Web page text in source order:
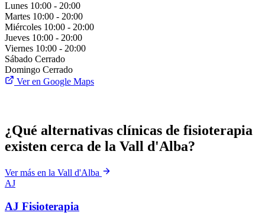
Lunes 10:00 - 20:00
Martes 10:00 - 20:00
Miércoles 10:00 - 20:00
Jueves 10:00 - 20:00
Viernes 10:00 - 20:00
Sábado Cerrado
Domingo Cerrado
Ver en Google Maps
¿Qué alternativas clínicas de fisioterapia
existen cerca de la Vall d'Alba?
Ver más en la Vall d'Alba
AJ
AJ Fisioterapia